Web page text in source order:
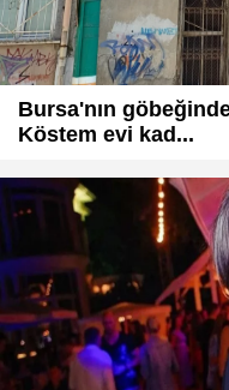
Bursa'nın
Köstem evi kad...